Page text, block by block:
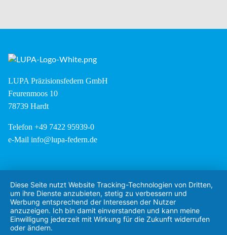
LUPA Präzisionsfedern GmbH
Feurenmoos 10
78739 Hardt
Telefon +49 7422 95939-0
e-Mail info@lupa-federn.de
Diese Seite nutzt Website Tracking-Technologien von Dritten,
um ihre Dienste anzubieten, stetig zu verbessern und
Werbung entsprechend der Interessen der Nutzer
anzuzeigen. Ich bin damit einverstanden und kann meine
Einwilligung jederzeit mit Wirkung für die Zukunft widerrufen
oder ändern.